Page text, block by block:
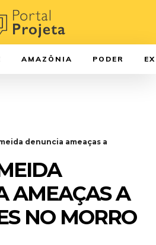
AMAZÔNIA PODER
denuncia ameaças a
AMEAÇAS A
NO MORRO